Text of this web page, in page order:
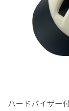
ハードバイザー